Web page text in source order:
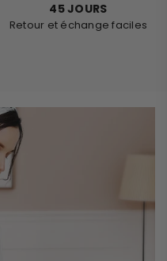
45 JOURS
Retour et échange faciles